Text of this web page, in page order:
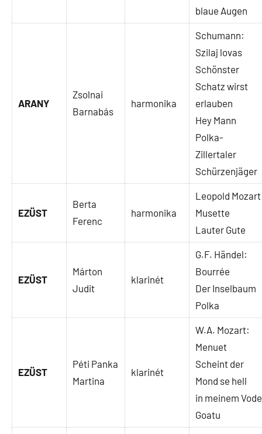
blaue Augen
ARANY
Zsolnai
Barnabás
harmonika
Schumann:
Szilaj lovas
Schönster
Schatz wirst
erlauben
Hey Mann
Polka-
Zillertaler
Schürzenjäger
EZÜST
Berta
Ferenc
harmonika
Leopold
Musette
Lauter Gute
EZÜST
Márton
Judit
klarinét
G.F. Händel:
Bourrée
Der Inselbaum
Polka
EZÜST
Péti Panka
Martina
klarinét
W.A. Mozart:
Menuet
Scheint der
Mond se hell
in meinem Vode
Goatu